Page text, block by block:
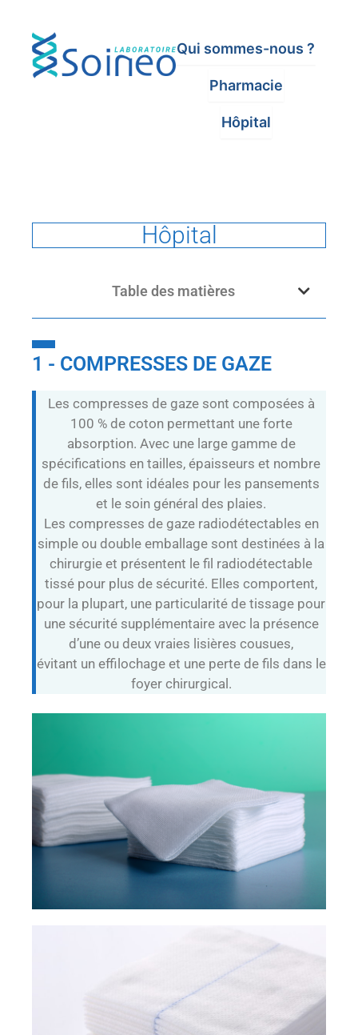
Qui sommes-nous ?
Pharmacie
Hôpital
Hôpital
Table des matières
1 - COMPRESSES DE GAZE
Les compresses de gaze sont composées à
100 % de coton permettant une forte
absorption. Avec une large gamme de
spécifications en tailles, épaisseurs et nombre
de fils, elles sont idéales pour les pansements
et le soin général des plaies.
Les compresses de gaze radiodétectables en
simple ou double emballage sont destinées à la
chirurgie et présentent le fil radiodétectable
tissé pour plus de sécurité. Elles comportent,
pour la plupart, une particularité de tissage pour
une sécurité supplémentaire avec la présence
d’une ou deux vraies lisières cousues,
évitant un effilochage et une perte de fils dans le
foyer chirurgical.